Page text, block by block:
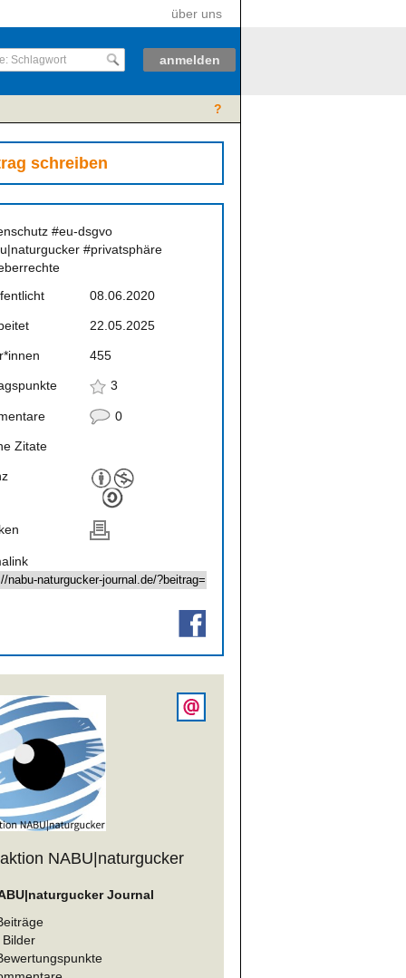
?
über uns
anmelden
schreiben
#eu-dsgvo
#privatsphäre
08.06.2020
22.05.2025
455
3
0
Zitate
NABU|naturgucker
Journal
Bilder